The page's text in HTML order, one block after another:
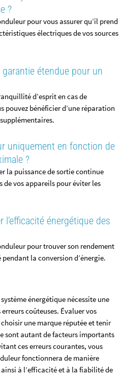
?
pour vous assurer qu’il prend
électriques de vos sources
étendue pour un
d’esprit en cas de
pouvez bénéficier d’une réparation
uniquement en fonction de
?
la puissance de sortie continue
de vos appareils pour éviter les
énergétique des
pour trouver son rendement
la conversion d’énergie.
énergétique nécessite une
coûteuses. Évaluer vos
une marque réputée et tenir
sont autant de facteurs importants
ces erreurs courantes, vous
fonctionnera de manière
à l’efficacité et à la fiabilité de